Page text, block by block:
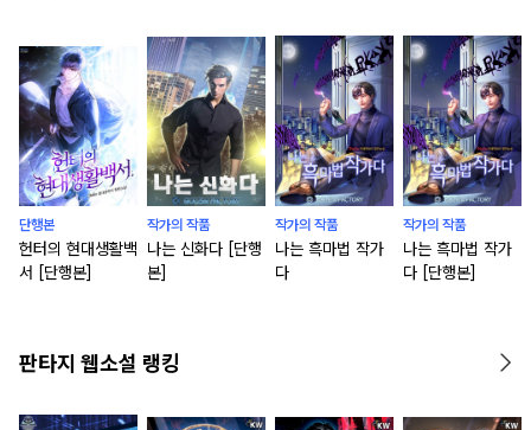
단행본
헌터의 현대생활백
서 [단행본]
작가의 작품
나는 신화다 [단행
본]
작가의 작품
나는 흑마법 작가
다
작가의 작품
나는 흑마법 작가
다 [단행본]
판타지 웹소설 랭킹